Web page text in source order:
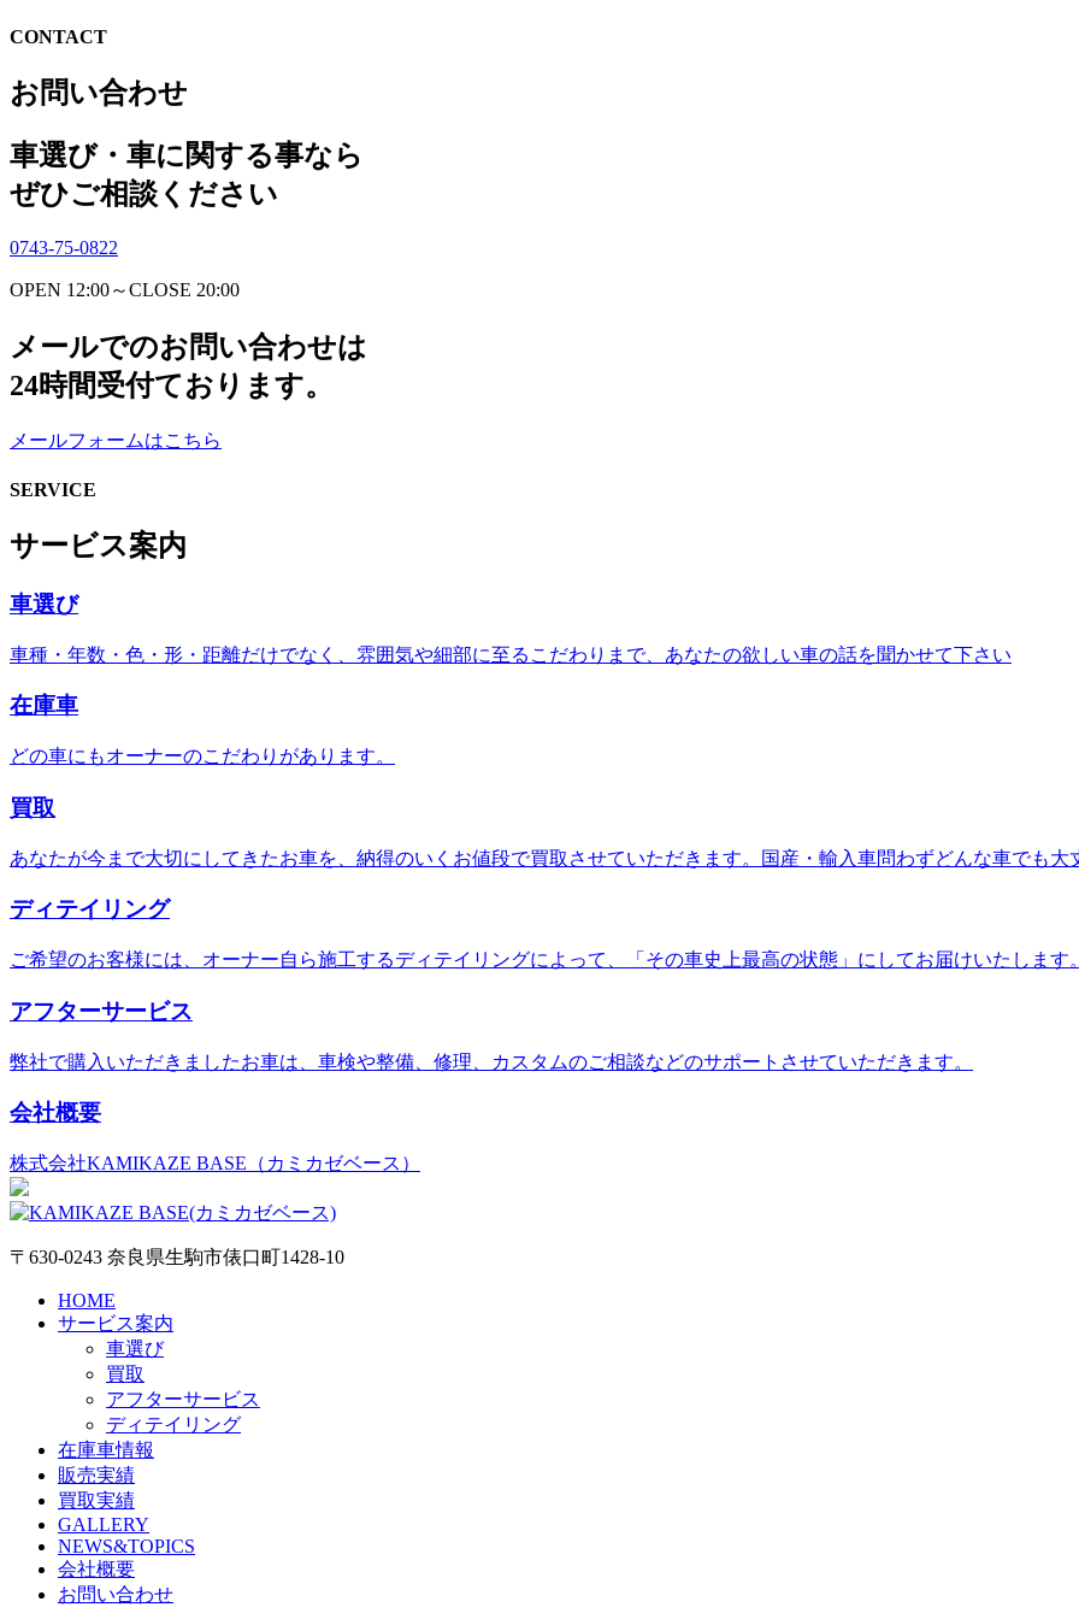
CONTACT
お問い合わせ
車選び・車に関する事なら
ぜひご相談ください
0743-75-0822
OPEN 12:00～CLOSE 20:00
メールでのお問い合わせは
24時間受付ております。
メールフォームはこちら
SERVICE
サービス案内
車選び
車種・年数・色・形・距離だけでなく、雰囲気や細部に至るこだわりまで、あなたの欲しい車の話を聞かせて下さい
在庫車
どの車にもオーナーのこだわりがあります。
買取
あなたが今まで大切にしてきたお車を、納得のいくお値段で買取させていただきます。国産・輸入車問わずどんな車でも大
ディテイリング
ご希望のお客様には、オーナー自ら施工するディテイリングによって、「その車史上最高の状態」にしてお届けいたします。
アフターサービス
弊社で購入いただきましたお車は、車検や整備、修理、カスタムのご相談などのサポートさせていただきます。
会社概要
株式会社KAMIKAZE BASE（カミカゼベース）
〒630-0243 奈良県生駒市俵口町1428-10
HOME
サービス案内
車選び
買取
アフターサービス
ディテイリング
在庫車情報
販売実績
買取実績
GALLERY
NEWS&TOPICS
会社概要
お問い合わせ